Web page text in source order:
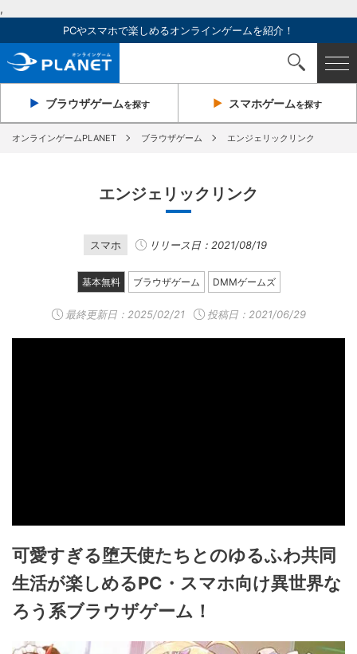
,
PCやスマホで楽しめるオンラインゲームを紹介！
ブラウザゲームを探す スマホゲームを探す
オンラインゲームPLANET ブラウザゲーム エンジェリックリンク
エンジェリックリンク
スマホ リリース日：2021/08/19
基本無料 ブラウザゲーム DMMゲームズ
最終更新日： 2025/02/21 投稿日：2021/06/29
可愛すぎる堕天使たちとのゆるふわ共同
生活が楽しめるPC・スマホ向け異世界な
ろう系ブラウザゲーム！